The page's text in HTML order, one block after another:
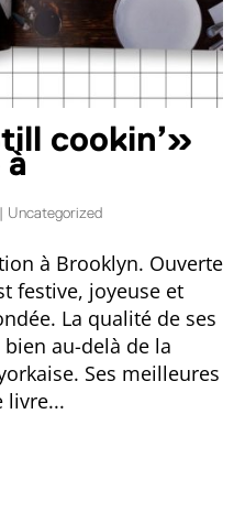
cookin’»
à
| Uncategorized
à Brooklyn. Ouverte
festive, joyeuse et
La qualité de ses
au-delà de la
Ses meilleures
livre...